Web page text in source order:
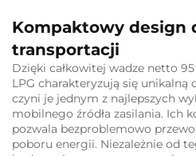
Kompaktowy design
transportacji
Dzięki całkowitej wadze netto
LPG charakteryzują się unikalną
czyni je jednym z najlepszych
mobilnego źródła zasilania. Ich
pozwala bezproblemowo
poboru energii. Niezależnie od